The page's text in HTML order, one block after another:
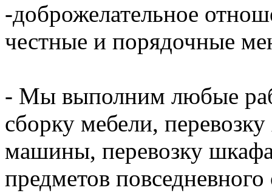
-доброжелательное
честные и порядочные
- Мы выполним любые
сборку мебели,
машины, перевозку
предметов